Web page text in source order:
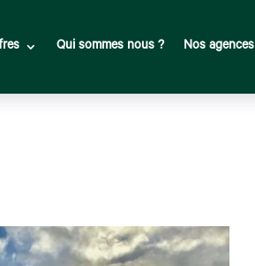
Qui sommes nous ? Nos agences